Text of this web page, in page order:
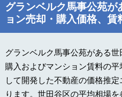
グランベルク馬事公苑が
ョン売却・購入価格、
グランベルク馬事公苑がある世
購入およびマンション賃料の
して開発した不動産の価格推
ります。世田谷区の平均相場